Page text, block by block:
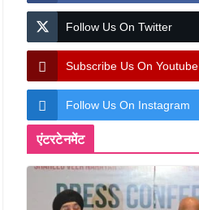
Follow Us On Twitter
Subscribe Us On Youtube
Follow Us On Instagram
एंटरटेनमेंट